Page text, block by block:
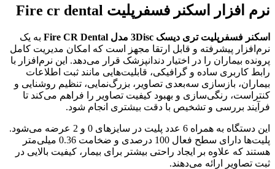
نرم افزار اسکنر فسفرپلیت Fire cr dental
اسکنر فسفرپلیت تری دیسک 3Disc مدل Fire CR Dental
به یک
نرم‌افزار پیشرفته و قابل ارتقا مجهز است که امکان مدیریت کامل
پرونده بیماران را در اختیار دندانپزشک قرار می‌دهد. این نرم‌افزار با
رابط کاربری ساده و گرافیکی، قابلیت‌هایی مانند ثبت اطلاعات
بیماران، بازسازی سه‌بعدی تصاویر، بزرگ‌نمایی، تنظیم روشنایی و
کنتراست، رنگی‌سازی و بهبود کیفیت تصاویر را فراهم می‌کند تا
فرآیند بررسی و تشخیص با دقت بیشتری انجام شود.
این دستگاه به همراه 6 عدد پلیت در سایزهای 0 و 2 عرضه می‌شود.
پلیت‌ها دارای سطح فعال 100 درصدی و ضخامت 0.36 میلی‌متر
هستند که علاوه بر ایجاد راحتی بیشتر برای بیمار، کیفیت بالایی در
ثبت تصاویر ارائه می‌دهند.